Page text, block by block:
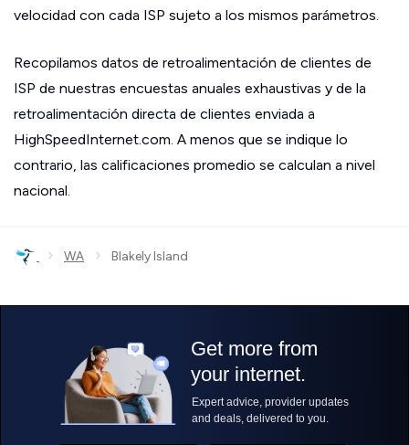
velocidad con cada ISP sujeto a los mismos parámetros.
Recopilamos datos de retroalimentación de clientes de
ISP de nuestras encuestas anuales exhaustivas y de la
retroalimentación directa de clientes enviada a
HighSpeedInternet.com. A menos que se indique lo
contrario, las calificaciones promedio se calculan a nivel
nacional.
› WA › Blakely Island